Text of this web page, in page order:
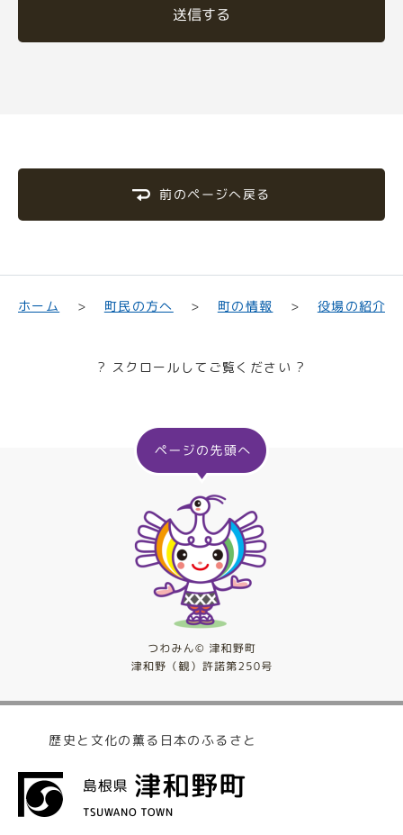
送信する
前のページへ戻る
ホーム 町民の方へ 町の情報 役場の紹介
? スクロールしてご覧ください ?
歴史と文化の薫る日本のふるさと